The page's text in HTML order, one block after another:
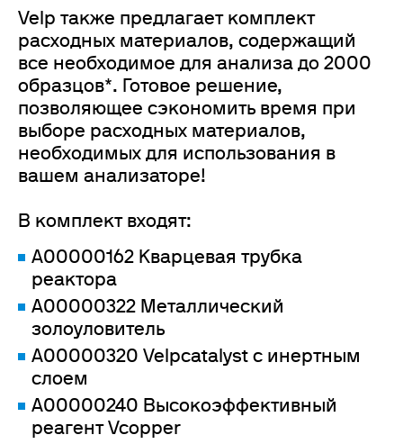
Velp также предлагает комплект
расходных материалов, содержащий
все необходимое для анализа до 2000
образцов*. Готовое решение,
позволяющее сэкономить время при
выборе расходных материалов,
необходимых для использования в
вашем анализаторе!
В комплект входят:
A00000162 Кварцевая трубка
реактора
A00000322 Металлический
золоуловитель
A00000320 Velpcatalyst с инертным
слоем
A00000240 Высокоэффективный
реагент Vcopper